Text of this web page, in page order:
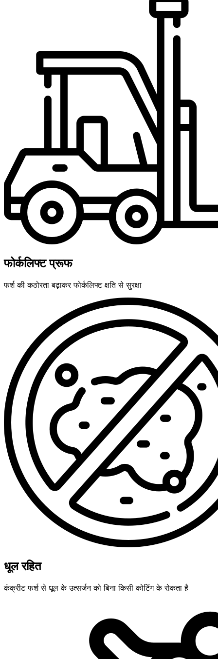
फोर्कलिफ्ट प्रूफ
फर्श की कठोरता बढ़ाकर फोर्कलिफ्ट क्षति से सुरक्षा
धूल रहित
कंक्रीट फर्श से धूल के उत्सर्जन को बिना किसी कोटिंग के रोकता है